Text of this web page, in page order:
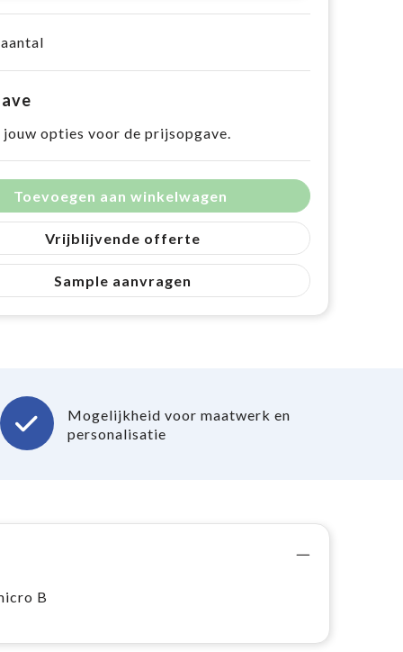
jouw opties voor de prijsopgave.
Toevoegen aan winkelwagen
Vrijblijvende offerte
Sample aanvragen
Mogelijkheid voor maatwerk en
personalisatie
B